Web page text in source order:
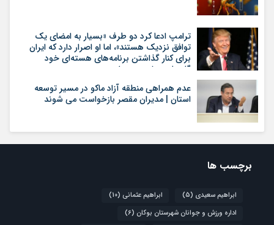
ترامپ ادعا کرد دو طرف «بسیار به امضای یک
توافق نزدیک هستند»، اما او اصرار دارد که ایران
برای کنار گذاشتن برنامه‌های هسته‌ای خود
گام‌های بیشتری بردارد
عدم همراهی منطقه آزاد ماکو در مسیر توسعه
استان | مدیران مقصر بازخواست می شوند
برچسب ها
ابراهیم سعیدی (5) ابراهیم عثمانی (10)
اداره ورزش و جوانان شهرستان بوکان (6)